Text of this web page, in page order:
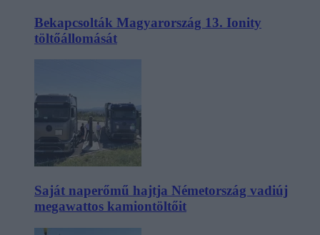
Bekapcsolták Magyarország 13. Ionity
töltőállomását
Saját naperőmű hajtja Németország vadiúj
megawattos kamiontöltőit